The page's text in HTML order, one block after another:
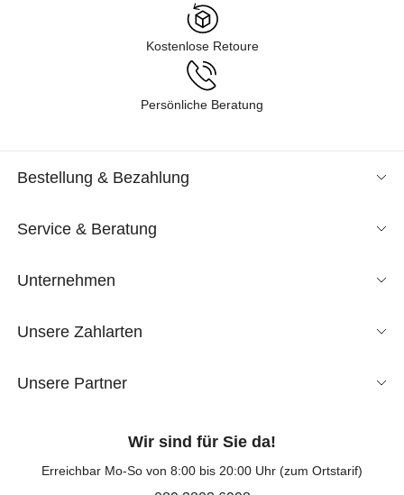
Kostenlose Retoure
Persönliche Beratung
Bestellung & Bezahlung
Service & Beratung
Unternehmen
Unsere Zahlarten
Unsere Partner
Wir sind für Sie da!
Erreichbar Mo-So von 8:00 bis 20:00 Uhr (zum Ortstarif)